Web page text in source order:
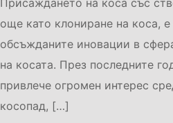
Присаждането на коса със
още като клониране на коса,
обсъжданите иновации в
на косата. През последните
привлече огромен интерес
косопад, […]